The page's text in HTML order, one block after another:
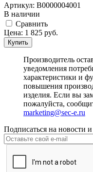
Артикул: В0000004001
В наличии
Cравнить
Цена: 1 825 руб.
Купить
Производитель
уведомления
характеристики и
повышения
изделия. Если вы
пожалуйста,
marketing@sec-e.ru
Подписаться на новости